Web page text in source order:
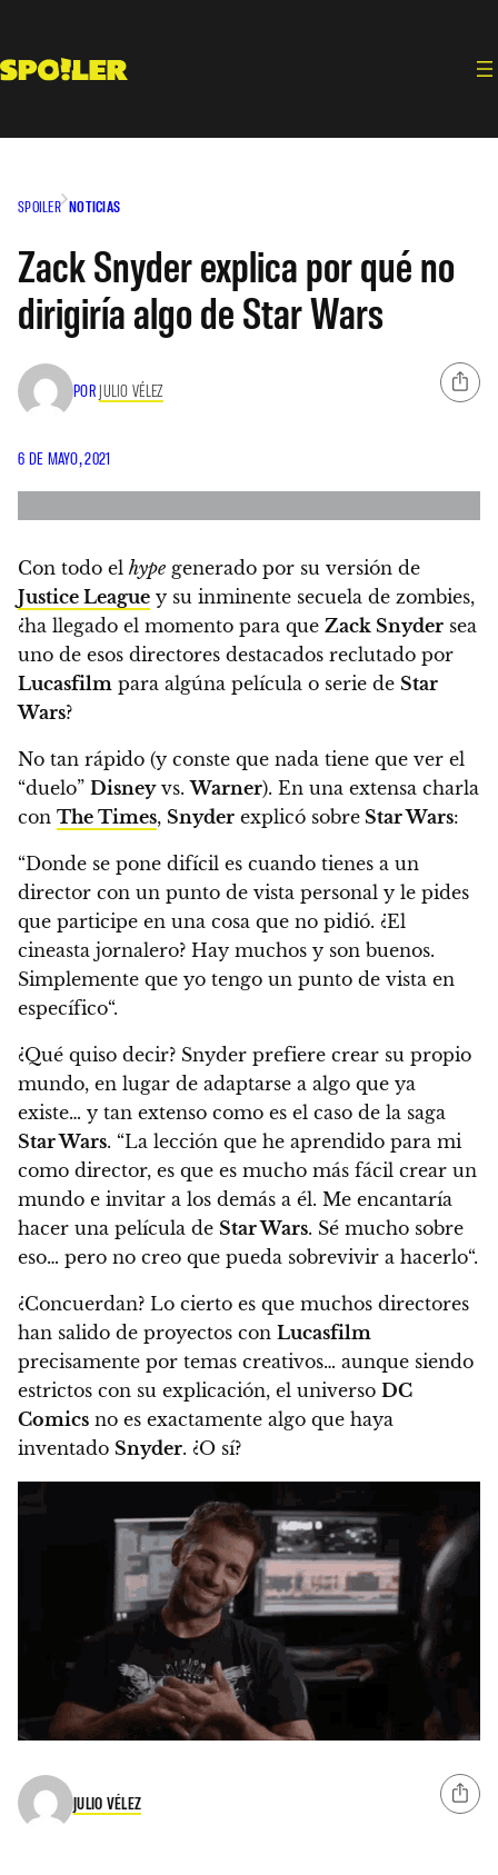
contenido
SPOILER NOTICIAS
Zack Snyder explica por qué no
dirigiría algo de Star Wars
POR JULIO VÉLEZ
6 DE MAYO, 2021
Con todo el hype generado por su versión de
Justice League y su inminente secuela de zombies,
¿ha llegado el momento para que Zack Snyder sea
uno de esos directores destacados reclutado por
Lucasfilm para algúna película o serie de Star
Wars?
No tan rápido (y conste que nada tiene que ver el
“duelo” Disneyvs.Warner). En una extensa charla
con The Times, Snyder explicó sobre Star Wars:
“Donde se pone difícil es cuando tienes a un
director con un punto de vista personal y le pides
que participe en una cosa que no pidió. ¿El
cineasta jornalero? Hay muchos y son buenos.
Simplemente que yo tengo un punto de vista en
específico“.
¿Qué quiso decir? Snyder prefiere crear su propio
mundo, en lugar de adaptarse a algo que ya
existe… y tan extenso como es el caso de la saga
Star Wars. “La lección que he aprendido para mi
como director, es que es mucho más fácil crear un
mundo e invitar a los demás a él. Me encantaría
hacer una película de Star Wars. Sé mucho sobre
eso… pero no creo que pueda sobrevivir a hacerlo“.
¿Concuerdan? Lo cierto es que muchos directores
han salido de proyectos con Lucasfilm
precisamente por temas creativos… aunque siendo
estrictos con su explicación, el universo DC
Comics no es exactamente algo que haya
inventado Snyder. ¿O sí?
JULIO VÉLEZ